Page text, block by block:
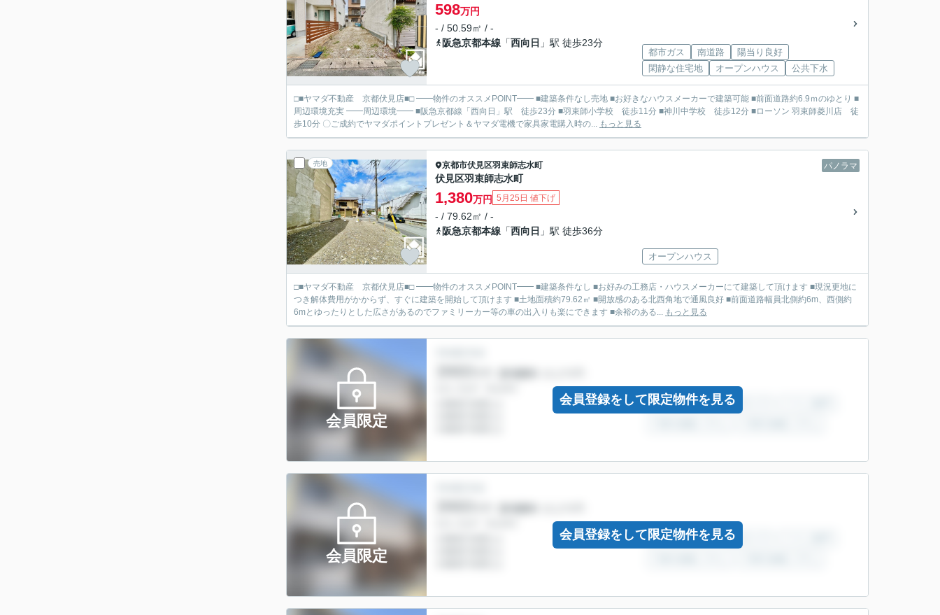
598万円
- / 50.59㎡ / -
阪急京都本線 「西向日 」駅 徒歩23分
都市ガス 南道路
陽当り良好
閑静な住宅地
オープンハウス 公共下水
□■ヤマダ不動産 京都伏見店■□ ━━物件のオススメPOINT━━ ■建築条件なし売地 ■お好きなハウスメーカーで建築可能 ■前面道路約6.9ｍのゆとり ■
周辺環境充実 ━━周辺環境━━ ■阪急京都線「西向日」駅 徒歩23分 ■羽束師小学校 徒歩11分 ■神川中学校 徒歩12分 ■ローソン 羽束師菱川店 徒
歩10分 〇ご成約でヤマダポイントプレゼント＆ヤマダ電機で家具家電購入時の... もっと見る
売地 パノラマ
京都市伏見区羽束師志水町
伏見区羽束師志水町
1,380万円 5月25日 値下げ
- / 79.62㎡ / -
阪急京都本線 「西向日 」駅 徒歩36分
オープンハウス
□■ヤマダ不動産 京都伏見店■□ ━━物件のオススメPOINT━━ ■建築条件なし ■お好みの工務店・ハウスメーカーにて建築して頂けます ■現況更地に
つき解体費用がかからず、すぐに建築を開始して頂けます ■土地面積約79.62㎡ ■開放感のある北西角地で通風良好 ■前面道路幅員北側約6m、西側約
6mとゆったりとした広さがあるのでファミリーカー等の車の出入りも楽にできます ■余裕のある... もっと見る
会員限定
会員登録をして限定物件を見る
会員限定
会員登録をして限定物件を見る